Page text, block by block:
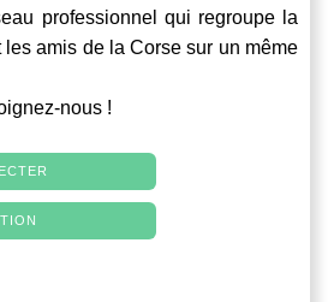
professionnel qui regroupe la
amis de la Corse sur un même
nous !